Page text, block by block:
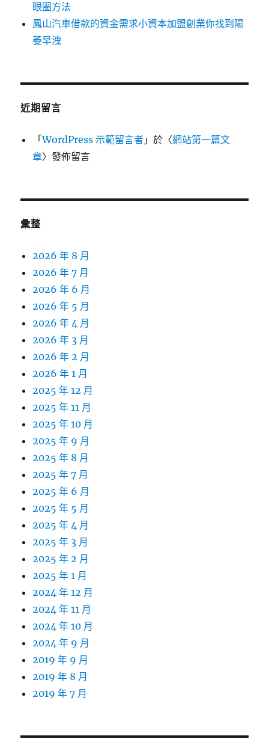
眼圈方法
鳳山汽車借款的資金需求小資本加盟創業你找到陽
萎早洩
近期留言
「WordPress 示範留言者 」於〈網站第一篇文
章〉發佈留言
彙整
2026 年 8 月
2026 年 7 月
2026 年 6 月
2026 年 5 月
2026 年 4 月
2026 年 3 月
2026 年 2 月
2026 年 1 月
2025 年 12 月
2025 年 11 月
2025 年 10 月
2025 年 9 月
2025 年 8 月
2025 年 7 月
2025 年 6 月
2025 年 5 月
2025 年 4 月
2025 年 3 月
2025 年 2 月
2025 年 1 月
2024 年 12 月
2024 年 11 月
2024 年 10 月
2024 年 9 月
2019 年 9 月
2019 年 8 月
2019 年 7 月